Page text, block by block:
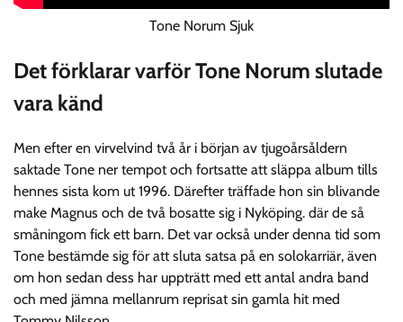
Tone Norum Sjuk
Det förklarar varför Tone Norum slutade
vara känd
Men efter en virvelvind två år i början av tjugoårsåldern
saktade Tone ner tempot och fortsatte att släppa album tills
hennes sista kom ut 1996. Därefter träffade hon sin blivande
make Magnus och de två bosatte sig i Nyköping. där de så
småningom fick ett barn. Det var också under denna tid som
Tone bestämde sig för att sluta satsa på en solokarriär, även
om hon sedan dess har uppträtt med ett antal andra band
och med jämna mellanrum reprisat sin gamla hit med